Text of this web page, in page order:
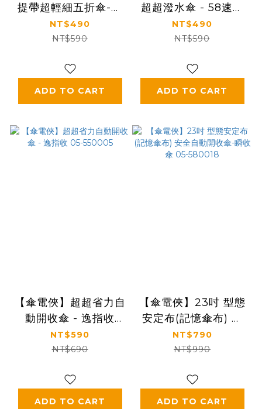
提帶超輕細五折傘-細
妹按靚 01-500084
NT$490
NT$590
ADD TO CART
超超潑水傘 - 58速乾
05-580024
NT$490
NT$590
ADD TO CART
【傘電俠】超超省力自
動開收傘 - 逸指收
05-550005
NT$590
NT$690
ADD TO CART
【傘電俠】23吋 型態
安定布(記憶傘布) 安
全自動開收傘-瞬收傘
05-580018
NT$790
NT$990
ADD TO CART